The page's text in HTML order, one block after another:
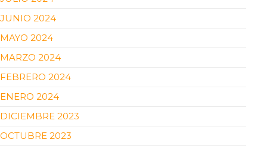
JUNIO 2024
MAYO 2024
MARZO 2024
FEBRERO 2024
ENERO 2024
DICIEMBRE 2023
OCTUBRE 2023